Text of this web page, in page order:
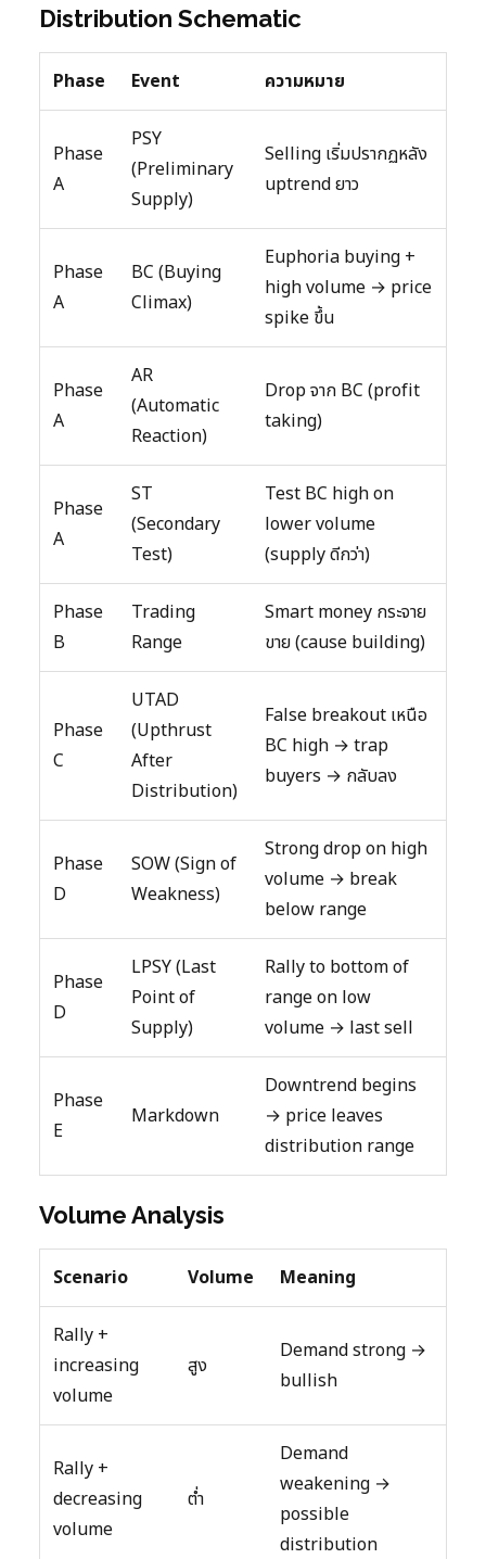
Distribution Schematic
Phase Event ความหมาย
Phase
A
PSY
(Preliminary
Supply)
Selling เริ่มปรากฏหลัง
uptrend ยาว
Phase
A
BC (Buying
Climax)
Euphoria buying +
high volume → price
spike ขึ้น
Phase
A
AR
(Automatic
Reaction)
Drop จาก BC (profit
taking)
Phase
A
ST
(Secondary
Test)
Test BC high on
lower volume
(supply ดีกว่า)
Phase
B
Trading
Range
Smart money กระจาย
ขาย (cause building)
Phase
C
UTAD
(Upthrust
After
Distribution)
False breakout เหนือ
BC high → trap
buyers → กลับลง
Phase
D
SOW (Sign of
Weakness)
Strong drop on high
volume → break
below range
Phase
D
LPSY (Last
Point of
Supply)
Rally to bottom of
range on low
volume → last sell
Phase
E
Markdown
Downtrend begins
→ price leaves
distribution range
Volume Analysis
Scenario Volume Meaning
Rally +
increasing
volume
สูง
Demand strong →
bullish
Rally +
decreasing
volume
ต่ำ
Demand
weakening →
possible
distribution